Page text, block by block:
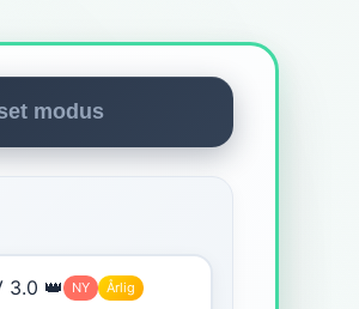
modus
3.0 👑 NY Årlig